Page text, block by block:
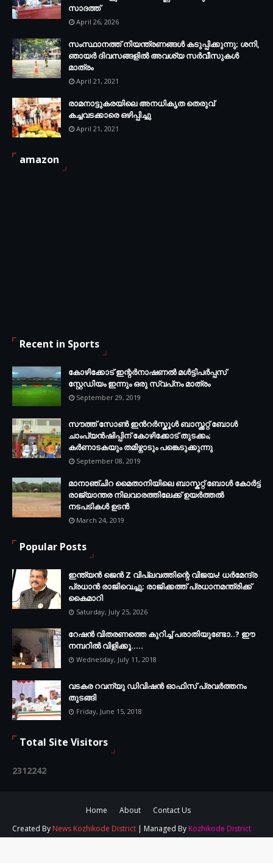
സാദത്ത്
April 26, 2026
സംസ്ഥാനത്ത് നിയന്ത്രണങ്ങള്‍ കടുപ്പിക്കുന്നു; ശനി,
ഞായര്‍ ദിവസങ്ങളില്‍ അവശ്യ സര്‍വീസുകള്‍
മാത്രം
April 21, 2021
രാമനാട്ടുകരയിലെ അനധികൃത തെരുവ്
കച്ചവടക്കാരെ ഒഴിപ്പിച്ചു
April 21, 2021
amazon
Recent in Sports
കോഴിക്കോട് ഇന്റര്‍നാഷണല്‍ മള്‍ട്ടിപര്‍പ്പസ്
സ്റ്റേഡിയം ഇന്നും ഒരു സ്വപ്‌നം മാത്രം
September 29, 2019
സൗത്ത് സോണ്‍ ഇന്‍റര്‍സ്കൂള്‍ ബാസ്ക്കറ്റ് ബോൾ
ചാംപ്യന്‍ഷിപ്പിന് കോഴിക്കോട് തുടക്കം;
കർണാടകയും തമിഴ്നാടും പങ്കെടുക്കുന്നു
September 08, 2019
മാനാഞ്ചിറ മൈതാനിയിലെ ബാസ്കറ്റ് ബോള്‍ കോര്‍ട്ട്
രാജ്യാന്തര നിലവാരത്തിലേക്ക് ഉയര്‍ത്തൽ
നടപടികള്‍ ഉടന്‍
March 24, 2019
Popular Posts
ഇന്ത്യൻ ജെൻ Z വിപ്ലവത്തിന്റെ വിജയം! ധർമേന്ദ്ര
പ്രധാൻ രാജിവെച്ചു; രാജിക്കത്ത് പ്രധാനമന്ത്രിക്ക്
കൈമാറി
Saturday, July 25, 2026
റേഷൻ വിതരണത്തെ കുറിച്ച് പരാതിയുണ്ടോ..? ഈ
നമ്പറില്‍ വിളിക്കൂ.....
Wednesday, July 11, 2018
വടകര റവന്യു ഡിവിഷൻ ഓഫിസ് പ്രവർത്തനം
തുടങ്ങി
Friday, June 15, 2018
Total Site Visitors
2312242
Home About
Contact Us
Created By News Kozhikode District | Managed By Kozhikode District